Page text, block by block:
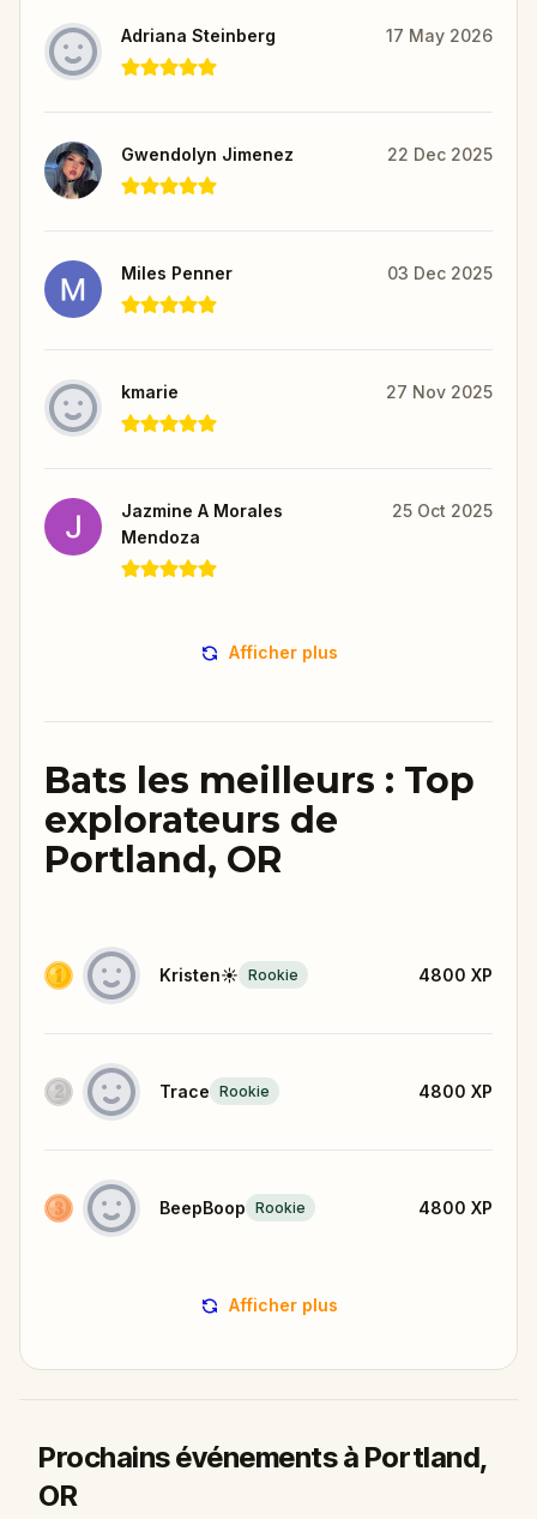
Adriana Steinberg 17 May 2026
Gwendolyn Jimenez 22 Dec 2025
Miles Penner 03 Dec 2025
kmarie 27 Nov 2025
Jazmine A Morales
Mendoza
25 Oct 2025
Afficher plus
Bats les meilleurs : Top
explorateurs de
Portland, OR
Kristen☀️ Rookie 4800 XP
Trace Rookie 4800 XP
BeepBoop Rookie 4800 XP
Afficher plus
Prochains événements à Portland,
OR